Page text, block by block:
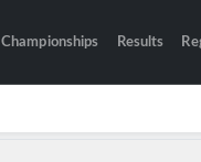
Championships Results